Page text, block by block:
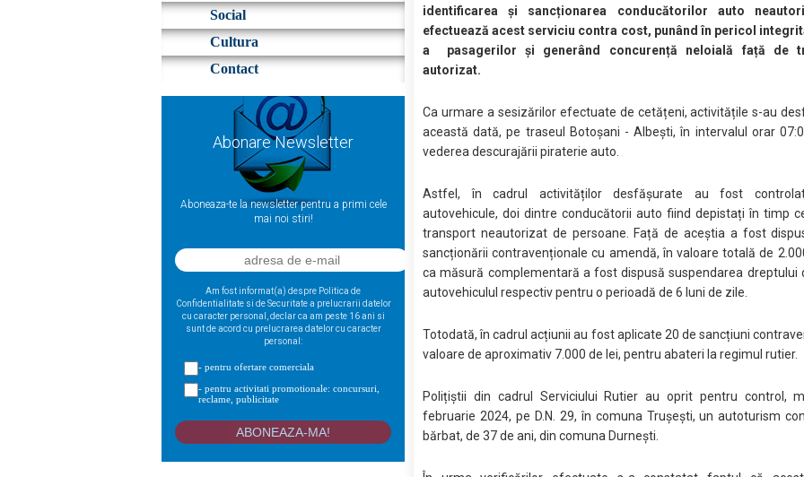
Social
Cultura
Contact
Abonare Newsletter
Aboneaza-te la newsletter pentru a primi cele
mai noi stiri!
Am fost informat(a) despre Politica de
Confidentialitate si de Securitate a prelucrarii datelor
cu caracter personal, declar ca am peste 16 ani si
sunt de acord cu prelucrarea datelor cu caracter
personal:
- pentru ofertare comerciala
- pentru activitati promotionale: concursuri,
reclame, publicitate
identificarea și sancționarea conducătorilor auto
efectuează acest serviciu contra cost, punând în pericol
a pasagerilor și generând concurență neloială față de
autorizat.
Ca urmare a sesizărilor efectuate de cetățeni, activitățile s-au
această dată, pe traseul Botoșani - Albești, în intervalul orar
vederea descurajării piraterie auto.
Astfel, în cadrul activităților desfășurate au fost
autovehicule, doi dintre conducătorii auto fiind depistați în timp
transport neautorizat de persoane. Față de aceștia a fost
sancționării contravenționale cu amendă, în valoare totală de
ca măsură complementară a fost dispusă suspendarea dreptului
autovehiculul respectiv pentru o perioadă de 6 luni de zile.
Totodată, în cadrul acțiunii au fost aplicate 20 de sancțiuni
valoare de aproximativ 7.000 de lei, pentru abateri la regimul rutier.
Polițiștii din cadrul Serviciului Rutier au oprit pentru control,
februarie 2024, pe D.N. 29, în comuna Trușești, un autoturism
bărbat, de 37 de ani, din comuna Durnești.